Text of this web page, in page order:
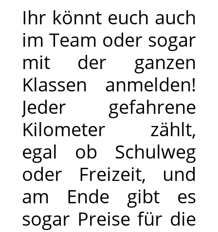
Ihr könnt euch auch
im Team oder sogar
mit der ganzen
Klassen anmelden!
Jeder gefahrene
Kilometer zählt,
egal ob Schulweg
oder Freizeit, und
am Ende gibt es
sogar Preise für die